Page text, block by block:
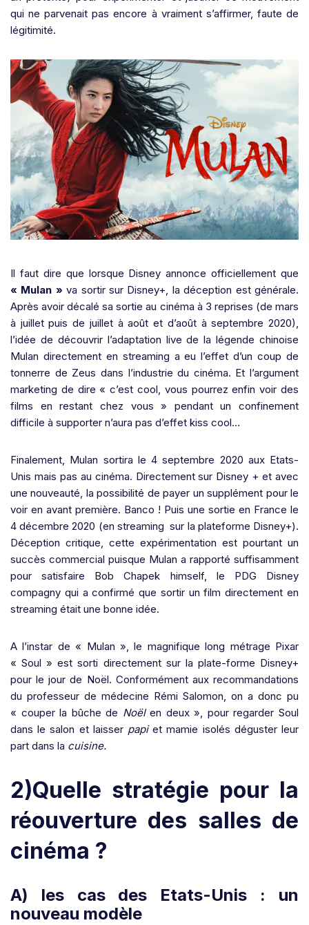
qui ne parvenait pas encore à vraiment s’affirmer, faute de
légitimité.
Il faut dire que lorsque Disney annonce officiellement que
« Mulan » va sortir sur Disney+, la déception est générale.
Après avoir décalé sa sortie au cinéma à 3 reprises (de mars
à juillet puis de juillet à août et d’août à septembre 2020),
l’idée de découvrir l’adaptation live de la légende chinoise
Mulan directement en streaming a eu l’effet d’un coup de
tonnerre de Zeus dans l’industrie du cinéma. Et l’argument
marketing de dire « c’est cool, vous pourrez enfin voir des
films en restant chez vous » pendant un confinement
difficile à supporter n’aura pas d’effet kiss cool…
Finalement, Mulan sortira le 4 septembre 2020 aux Etats-
Unis mais pas au cinéma. Directement sur Disney + et avec
une nouveauté, la possibilité de payer un supplément pour le
voir en avant première. Banco ! Puis une sortie en France le
4 décembre 2020 (en streaming sur la plateforme Disney+).
Déception critique, cette expérimentation est pourtant un
succès commercial puisque Mulan a rapporté suffisamment
pour satisfaire Bob Chapek himself, le PDG Disney
compagny qui a confirmé que sortir un film directement en
streaming était une bonne idée.
A l’instar de « Mulan », le magnifique long métrage Pixar
« Soul » est sorti directement sur la plate-forme Disney+
pour le jour de Noël. Conformément aux recommandations
du professeur de médecine Rémi Salomon, on a donc pu
« couper la bûche de Noëlen deux », pour regarder Soul
dans le salon et laisser papiet mamie isolés déguster leur
part dans la cuisine.
2)Quelle stratégie pour la
réouverture des salles de
cinéma ?
A) les cas des Etats-Unis : un
nouveau modèle